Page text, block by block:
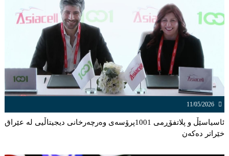
11/05/2026
ئاسیاسێڵ و پلاتفۆڕمی 1001پرۆسەی وەرچەرخانی دیجیتاڵیی لە عێراق
خێراتر دەكەن